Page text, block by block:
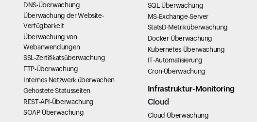
DNS-Überwachung
Überwachung der Website-
Verfügbarkeit
Überwachung von
Webanwendungen
SSL-Zertifikatsüberwachung
FTP-Überwachung
Internes Netzwerk überwachen
Gehostete Statusseiten
REST-API-Überwachung
SOAP-Überwachung
SQL-Überwachung
MS-Exchange-Server
StatsD-Metriküberwachung
Docker-Überwachung
Kubernetes-Überwachung
IT-Automatisierung
Cron-Überwachung
Infrastruktur-Monitoring
Cloud
Cloud-Überwachung